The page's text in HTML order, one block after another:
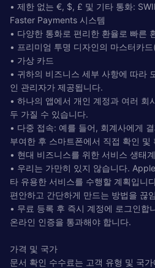
• 제한 없는 €, $, £ 및 기타 통화:
Faster Payments 시스템
• 다양한 통화로 편리한 환율로 빠른
• 프리미엄 투명 디자인의 마스터카
• 가상 카드
• 귀하의 비즈니스 세부 사항에 따라
인 관리자가 제공됩니다.
• 하나의 앱에서 개인 계정과 여러 회
두 가질 수 있습니다.
• 다중 접속: 예를 들어, 회계사에게
부여한 후 스마트폰에서 직접 확인 및
• 현대 비즈니스를 위한 서비스 생태
• 우리는 가만히 있지 않습니다.
타 유용한 서비스를 수행할 계획입니
편안하고 간단하게 만드는 방법을 끊
• 무료 등록 후 즉시 계정에 로그인합
온라인 인증을 통과해야 합니다.
가격 및 국가
문서 확인 수수료는 고객 유형 및 국